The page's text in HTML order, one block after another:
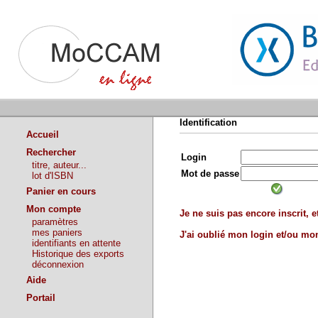
Accueil
Rechercher
titre, auteur...
lot d'ISBN
Panier en cours
Mon compte
paramètres
mes paniers
identifiants en attente
Historique des exports
déconnexion
Aide
Portail
Identification
Login
Mot de passe
Je ne suis pas encore inscrit,
J'ai oublié mon login et/ou